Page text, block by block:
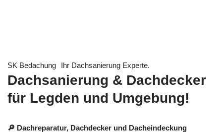
SK Bedachung Ihr Dachsanierung Experte.
Dachsanierung & Dachdecker
für Legden und Umgebung!
🔎 Dachreparatur, Dachdecker und Dacheindeckung